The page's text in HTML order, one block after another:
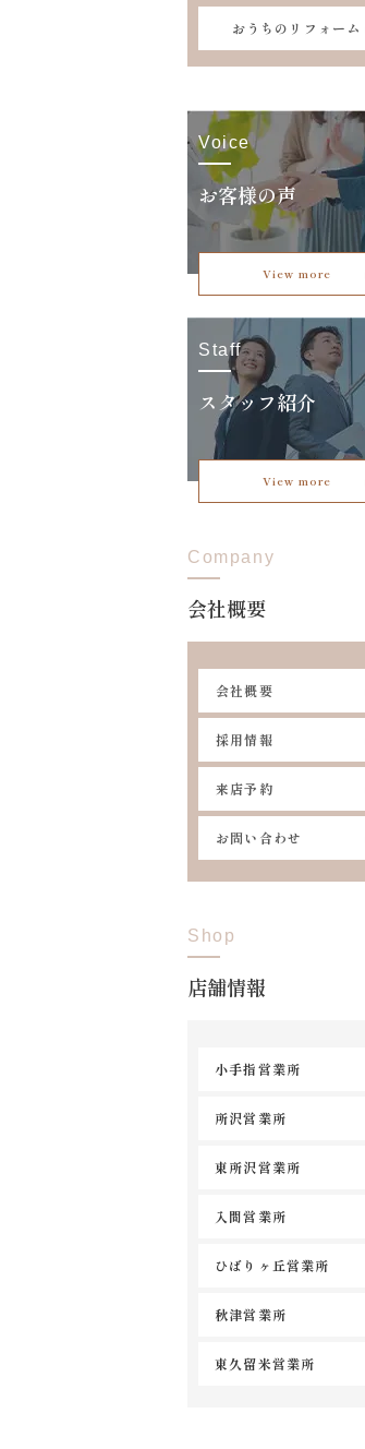
おうちのリフォーム
Voice
お客様の声
View more
Staff
スタッフ紹介
View more
Company
会社概要
会社概要
採用情報
来店予約
お問い合わせ
Shop
店舗情報
小手指営業所
所沢営業所
東所沢営業所
入間営業所
ひばりヶ丘営業所
秋津営業所
東久留米営業所